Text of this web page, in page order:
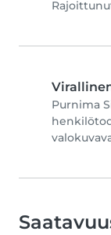
Purnima